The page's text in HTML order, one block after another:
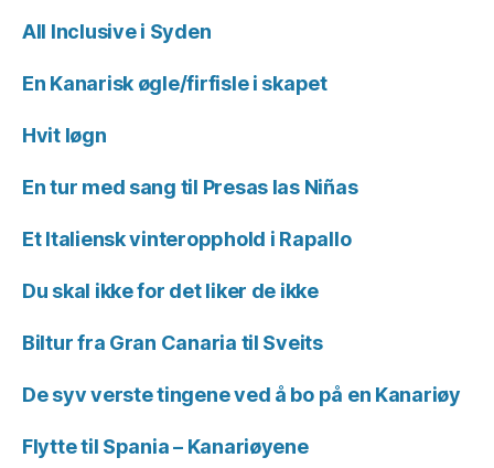
All Inclusive i Syden
En Kanarisk øgle/firfisle i skapet
Hvit løgn
En tur med sang til Presas las Niñas
Et Italiensk vinteropphold i Rapallo
Du skal ikke for det liker de ikke
Biltur fra Gran Canaria til Sveits
De syv verste tingene ved å bo på en Kanariøy
Flytte til Spania – Kanariøyene